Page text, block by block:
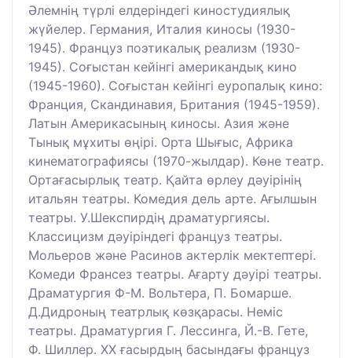
Әлемнің түрлі елдеріндегі киностудиялық
жүйелер. Германия, Италия киносы (1930-
1945). Француз поэтикалық реализм (1930-
1945). Соғыстан кейінгі американдық кино
(1945-1960). Соғыстан кейінгі еуропалық кино:
Франция, Скандинавия, Британия (1945-1959).
Латын Америкасының киносы. Азия және
Тынық мұхиты өңірі. Орта Шығыс, Африка
кинематографиясы (1970-жылдар). Көне театр.
Ортағасырлық театр. Қайта өрлеу дәуірінің
итальян театры. Комедия дель арте. Ағылшын
театры. У.Шекспирдің драматургиясы.
Классицизм дәуіріндегі француз театры.
Мольеров және Расинов актерлік мектептері.
Комеди Франсез театры. Ағарту дәуірі театры.
Драматургия Ф-М. Вольтера, П. Бомарше.
Д.Дидроның театрлық көзқарасы. Неміс
театры. Драматургия Г. Лессинга, Й.-В. Гете,
Ф. Шиллер. XX ғасырдың басындағы француз